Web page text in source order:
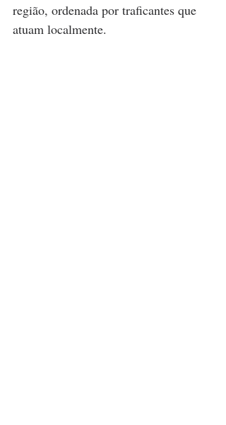
região, ordenada por traficantes que
atuam localmente.